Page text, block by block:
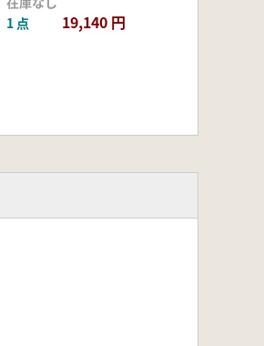
1 点 19,140 円